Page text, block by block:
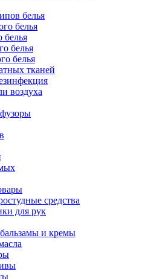
белья
белья
белья
белья
белья
тканей
воздуха
средства
для рук
и кремы